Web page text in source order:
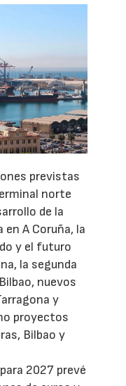
previstas
norte
de la
en A Coruña, la
y el futuro
la segunda
nuevos
y
proyectos
Bilbao y
2027 prevé